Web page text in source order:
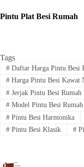
Pintu Plat Besi Rumah
Tags
#Daftar Harga Pintu Besi
#Harga Pintu Besi Kawat
#Jerjak Pintu Besi
#Model Pintu Besi Rumah
#Pintu Besi Harmonika
#Pintu Besi Klasik #